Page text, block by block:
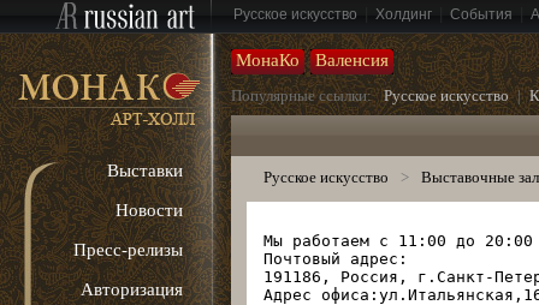
Русское искусство Холдинг События
Выставки
Новости
Пресс-релизы
Авторизация
МонаКо Валенсия
Популярные ссылки: Русское искусство |
Русское искусство > Выставочные
Мы работаем с 11:00 до
Почтовый адрес:
191186, Россия, г.Санкт-
Адрес